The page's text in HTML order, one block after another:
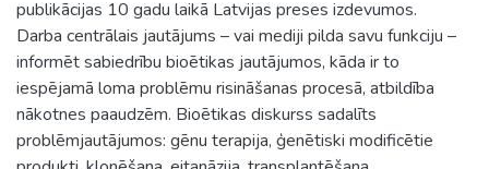
publikācijas 10 gadu laikā Latvijas preses izdevumos.
Darba centrālais jautājums – vai mediji pilda savu funkciju –
informēt sabiedrību bioētikas jautājumos, kāda ir to
iespējamā loma problēmu risināšanas procesā, atbildība
nākotnes paaudzēm. Bioētikas diskurss sadalīts
problēmjautājumos: gēnu terapija, ģenētiski modificētie